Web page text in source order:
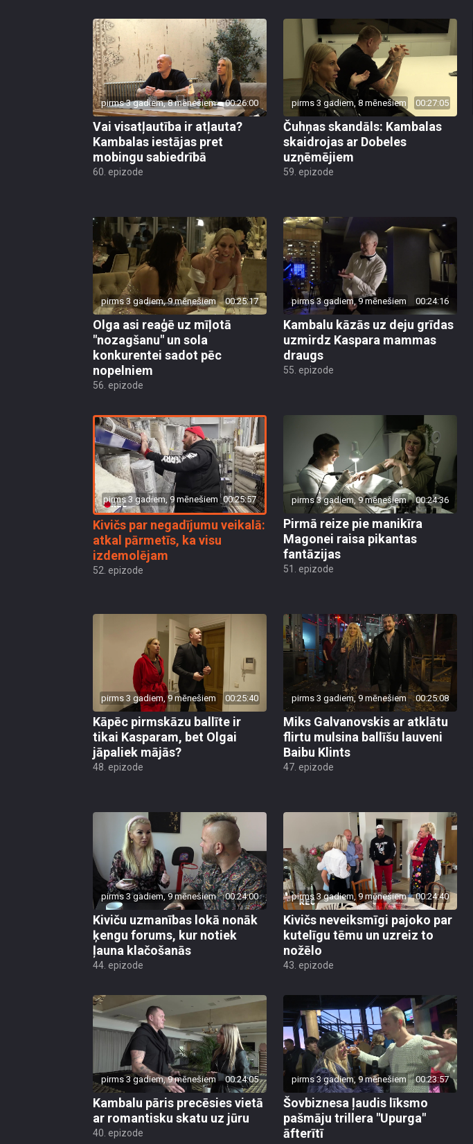
pirms 3 gadiem, 8 mēnešiem 00:26:00
Vai visatļautība ir atļauta?
Kambalas iestājas pret
mobingu sabiedrībā
60. epizode
pirms 3 gadiem, 8 mēnešiem
Čuhņas skandāls: Kambalas
skaidrojas ar Dobeles
uzņēmējiem
59. epizode
pirms 3 gadiem, 9 mēnešiem 00:25:17
Olga asi reaģē uz mīļotā
"nozagšanu" un sola
konkurentei sadot pēc
nopelniem
56. epizode
pirms 3 gadiem, 9 mēnešiem
Kambalu kāzās uz deju grīdas
uzmirdz Kaspara mammas
draugs
55. epizode
pirms 3 gadiem, 9 mēnešiem 00:25:57
Kivičs par negadījumu veikalā:
atkal pārmetīs, ka visu
izdemolējam
52. epizode
pirms 3 gadiem, 9 mēnešiem 00:24:36
Pirmā reize pie manikīra
Magonei raisa pikantas
fantāzijas
51. epizode
pirms 3 gadiem, 9 mēnešiem 00:25:40
Kāpēc pirmskāzu ballīte ir
tikai Kasparam, bet Olgai
jāpaliek mājās?
48. epizode
pirms 3 gadiem, 9 mēnešiem 00:25:08
Miks Galvanovskis ar atklātu
flirtu mulsina ballīšu lauveni
Baibu Klints
47. epizode
pirms 3 gadiem, 9 mēnešiem 00:24:00
Kiviču uzmanības lokā nonāk
ķengu forums, kur notiek
ļauna klačošanās
44. epizode
pirms 3 gadiem, 9 mēnešiem 00:24:40
Kivičs neveiksmīgi pajoko par
kutelīgu tēmu un uzreiz to
nožēlo
43. epizode
pirms 3 gadiem, 9 mēnešiem 00:24:05
Kambalu pāris precēsies vietā
ar romantisku skatu uz jūru
40. epizode
pirms 3 gadiem, 9 mēnešiem 00:23:57
Šovbiznesa ļaudis līksmo
pašmāju trillera "Upurga"
āfterītī
39. epizode